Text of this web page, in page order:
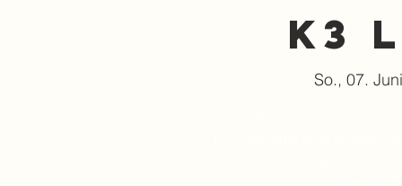
K3
So., 07. Juni